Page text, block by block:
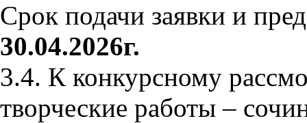
Срок подачи заявки и
30.04.2026г.
3.4. К конкурсному
творческие работы –